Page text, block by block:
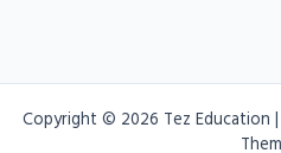
Copyright © 2026 Tez Education